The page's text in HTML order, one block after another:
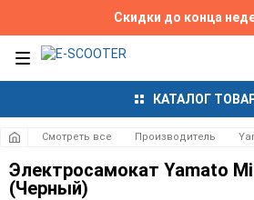
Скидки до конца
КАТАЛОГ
Смотреть все Производитель
Электросамокат Yamato
(Черный)